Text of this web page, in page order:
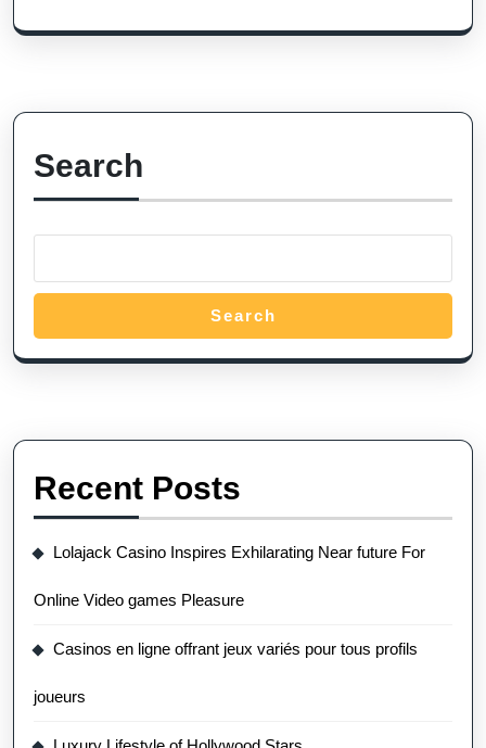
Search
Search
Recent Posts
Lolajack Casino Inspires Exhilarating Near future For
Online Video games Pleasure
Casinos en ligne offrant jeux variés pour tous profils
joueurs